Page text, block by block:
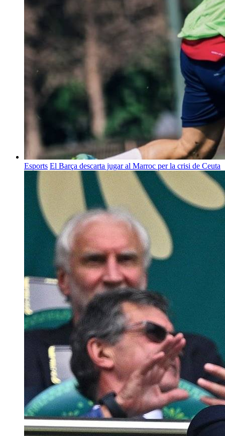
Esports El Barça descarta jugar al Marroc per la crisi de Ceuta